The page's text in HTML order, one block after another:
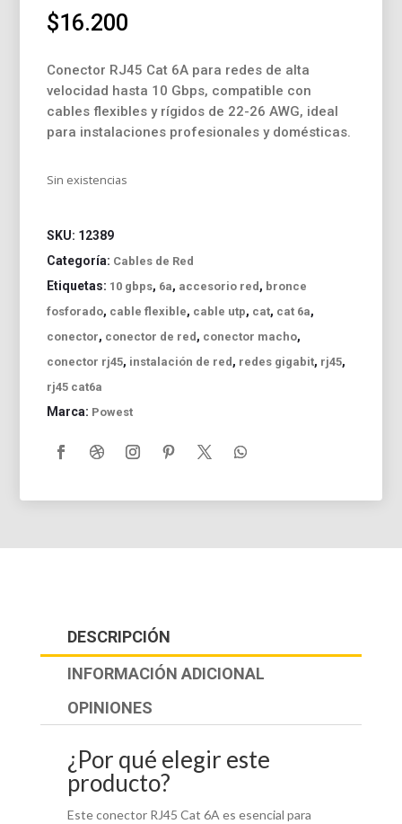
$16.200
Conector RJ45 Cat 6A para redes de alta
velocidad hasta 10 Gbps, compatible con
cables flexibles y rígidos de 22-26 AWG, ideal
para instalaciones profesionales y domésticas.
Sin existencias
SKU: 12389
Categoría: Cables de Red
Etiquetas: 10 gbps, 6a, accesorio red , bronce
fosforado, cable flexible, cable utp, cat, cat 6a,
conector, conector de red , conector macho,
conector rj45, instalación de red , redes gigabit, rj45,
rj45 cat6a
Marca: Powest
DESCRIPCIÓN
INFORMACIÓN ADICIONAL
OPINIONES
¿Por qué elegir este
producto?
Este conector RJ45 Cat 6A es esencial para